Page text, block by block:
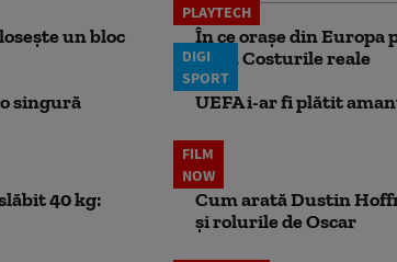
un bloc
PLAYTECH
În ce orașe din Europa
lună. Costurile reale
singură
DIGI
SPORT
UEFA i-ar fi plătit
40 kg:
FILM
NOW
Cum arată Dustin
și rolurile de Oscar